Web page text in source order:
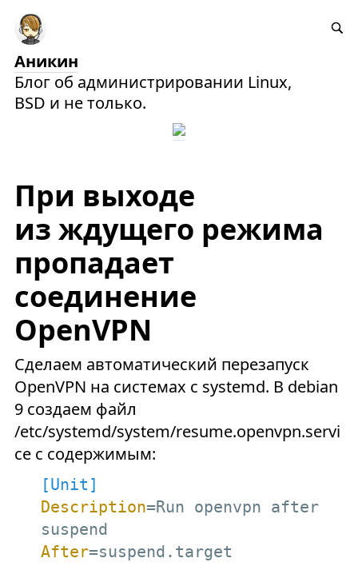
Аникин
Блог об администрировании Linux,
BSD и не только.
При выходе
из ждущего режима
пропадает
соединение
OpenVPN
Сделаем автоматический перезапуск
OpenVPN на системах с systemd. В debian
9 создаем файл
/etc/systemd/system/resume.openvpn.servi
ce с содержимым:
[Unit]
Description=Run openvpn after
After